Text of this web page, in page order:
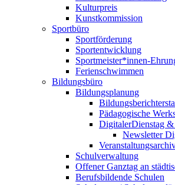
Kulturpreis
Kunstkommission
Sportbüro
Sportförderung
Sportentwicklung
Sportmeister*innen-
Ferienschwimmen
Bildungsbüro
Bildungsplanung
Pädagogische
DigitalerDienstag
Newsletter
Schulverwaltung
Offener Ganztag an
Berufsbildende Schulen